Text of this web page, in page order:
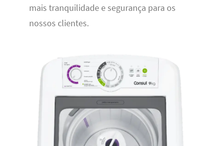
mais tranquilidade e segurança para os
nossos clientes.